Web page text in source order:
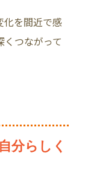
化を間近で感
くつながって
分らしく